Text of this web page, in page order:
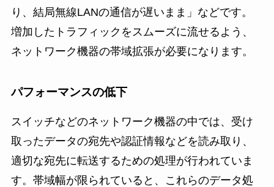
り、結局無線LANの通信が遅いまま」などです。
増加したトラフィックをスムーズに流せるよう、
ネットワーク機器の帯域拡張が必要になります。
パフォーマンスの低下
スイッチなどのネットワーク機器の中では、受け
取ったデータの宛先や認証情報などを読み取り、
適切な宛先に転送するための処理が行われていま
す。帯域幅が限られていると、これらのデータ処